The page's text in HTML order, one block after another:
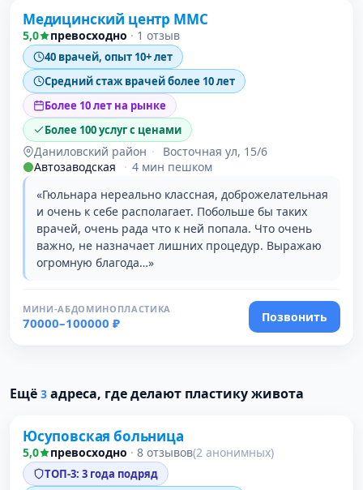
Медицинский центр ММС
5,0 превосходно · 1 отзыв
40 врачей, опыт 10+ лет
Средний стаж врачей более 10 лет
Более 10 лет на рынке
Более 100 услуг с ценами
Даниловский район ·
Восточная ул, 15/6
Автозаводская
· 4 мин пешком
«Гюльнара нереально классная, доброжелательная
и очень к себе располагает. Побольше бы таких
врачей, очень рада что к ней попала. Что очень
важно, не назначает лишних процедур. Выражаю
огромную благода…»
МИНИ-АБДОМИНОПЛАСТИКА
70000–100000 ₽ Позвонить
Ещё 3 адреса, где делают пластику живота
Проверено
Юсуповская больница
5,0 превосходно · 8 отзывов(2 анонимных)
ТОП-3: 3 года подряд